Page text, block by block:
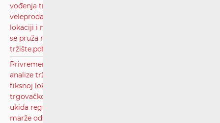
vođenja troškovnog računovodstva na tržištu
veleprodajnog lokalnog pristupa koji se pruža na fiksnoj
lokaciji i na tržištu veleprodajnog središnjeg pristupa koji
se pruža na fiksnoj lokaciji za proizvode za masovno
tržište.pdf
Privremeno rješenje kojim se do okončanja postupka
analize tržišta pristupa javnoj komunikacijskoj mreži na
fiksnoj lokaciji za privatne i poslovne korisnike
trgovačkom društvu OT-Optima Telekom d.d., privremeno
ukida regulatorna obveza provođenja Testa istiskivanja
marže određena unutar regulatorne obveze nadzora